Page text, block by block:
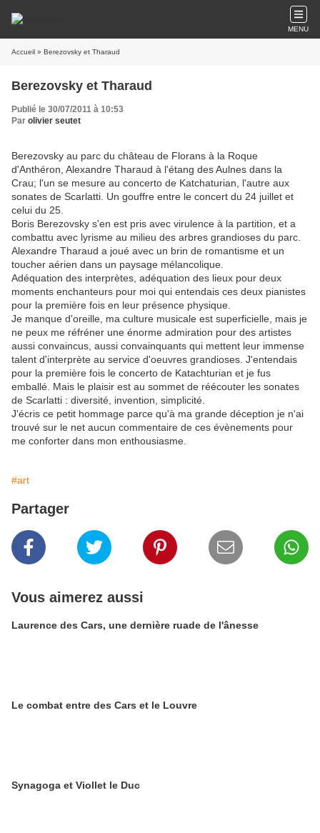
MENU
Accueil » Berezovsky et Tharaud
Berezovsky et Tharaud
Publié le 30/07/2011 à 10:53
Par olivier seutet
Berezovsky au parc du château de Florans à la Roque
d'Anthéron, Alexandre Tharaud à l'étang des Aulnes dans la
Crau; l'un se mesure au concerto de Katchaturian, l'autre aux
sonates de Scarlatti. Un gouffre entre le concert du 24 juillet et
celui du 25.
Boris Berezovsky s'en est pris avec virulence à la partition, et a
combattu avec lyrisme au milieu des arbres grandioses du parc.
Alexandre Tharaud a joué avec un brin de romantisme et un
toucher aérien dans un paysage mélancolique.
Adéquation des interprètes, adéquation des lieux pour deux
moments enchanteurs pour moi qui entendais ces deux pianistes
pour la première fois en leur présence physique.
Je manque d'oreille, ma culture musicale est superficielle, mais je
ne peux me réfréner une énorme admiration pour des artistes
aussi convaincus, aussi convainquants qui mettent leur immense
talent d'interprète au service d'oeuvres grandioses. J'entendais
pour la première fois le concerto de Katachturian et je fus
emballé. Mais le plaisir est au sommet de réécouter les sonates
de Scarlatti : diversité, invention, simplicité.
J'écris ce petit hommage parce qu'à ma grande déception je n'ai
trouvé sur le net aucun commentaire de ces évènements pour
me conforter dans mon enthousiasme.
#art
Partager
Vous aimerez aussi
Laurence des Cars, une dernière ruade de l'ânesse
Le combat entre des Cars et le Louvre
Synagoga et Viollet le Duc